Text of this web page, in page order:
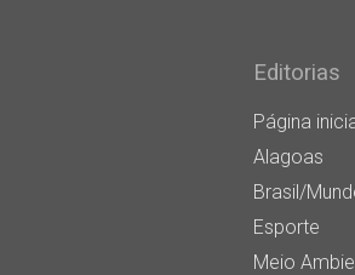
Editorias
Página
Alagoas
Brasil/
Esporte
Meio